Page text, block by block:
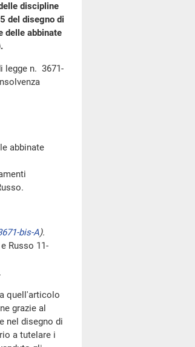
discipline
del disegno di
delle abbinate
legge n. 3671-
abbinate
bis-A).
Russo 11-
quell'articolo
grazie al
nel disegno di
a tutelare i